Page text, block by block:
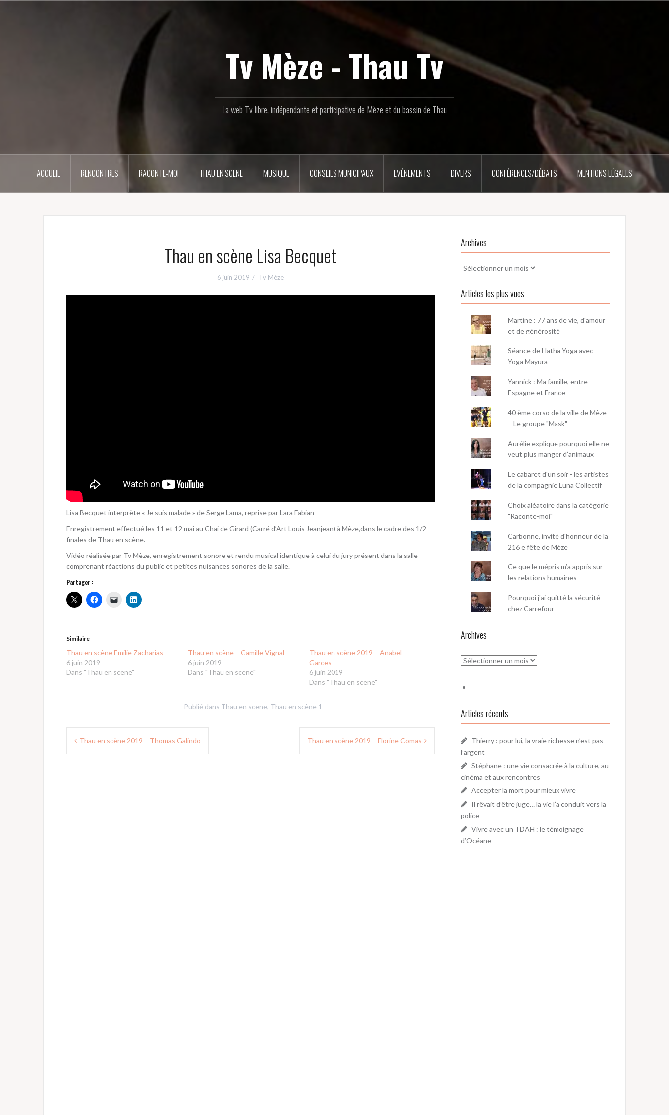
Tv Mèze - Thau Tv
La web Tv libre, indépendante et participative de Mèze et du bassin de Thau
ACCUEIL RENCONTRES RACONTE-MOI THAU EN SCENE MUSIQUE CONSEILS MUNICIPAUX EVÉNEMENTS DIVERS CONFÉRENCES/DÉBATS MENTIONS LÉGALES
Thau en scène Lisa Becquet
6 juin 2019 Tv Mèze
Lisa Becquet interprète « Je suis malade » de Serge Lama, reprise par Lara Fabian
Enregistrement effectué les 11 et 12 mai au Chai de Girard (Carré d’Art Louis Jeanjean) à Mèze,dans le cadre des 1/2
finales de Thau en scène.
Vidéo réalisée par Tv Mèze, enregistrement sonore et rendu musical identique à celui du jury présent dans la salle
comprenant réactions du public et petites nuisances sonores de la salle.
Partager :
Similaire
Thau en scène Emilie Zacharias
6 juin 2019
Dans "Thau en scene"
Thau en scène – Camille Vignal
6 juin 2019
Dans "Thau en scene"
Thau en scène 2019 – Anabel
Garces
6 juin 2019
Dans "Thau en scene"
Publié dans Thau en scene, Thau en scène 1
Navigation
Thau en scène 2019 – Thomas Galindo Thau en scène 2019 – Florine Comas
Archives
Archives
Articles les plus vues
Martine : 77 ans de vie, d'amour
et de générosité
Séance de Hatha Yoga avec
Yoga Mayura
Yannick : Ma famille, entre
Espagne et France
40 ème corso de la ville de Mèze
– Le groupe "Mask"
Aurélie explique pourquoi elle ne
veut plus manger d’animaux
Le cabaret d'un soir - les artistes
de la compagnie Luna Collectif
Choix aléatoire dans la catégorie
"Raconte-moi"
Carbonne, invité d'honneur de la
216 e fête de Mèze
Ce que le mépris m’a appris sur
les relations humaines
Pourquoi j'ai quitté la sécurité
chez Carrefour
Archives
Archives
Articles récents
Thierry : pour lui, la vraie richesse n’est pas
l’argent
Stéphane : une vie consacrée à la culture, au
cinéma et aux rencontres
Accepter la mort pour mieux vivre
Il rêvait d’être juge… la vie l’a conduit vers la
police
Vivre avec un TDAH : le témoignage
d’Océane